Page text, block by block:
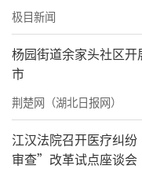
极目新闻
杨园街道余家头社区
市
荆楚网（湖北日报网）
江汉法院召开医疗纠
审查”改革试点座谈会